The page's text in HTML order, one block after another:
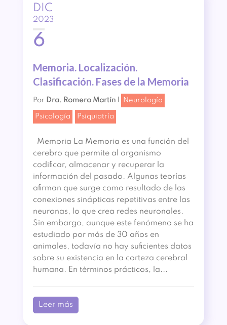
DIC
2023
6
Memoria. Localización.
Clasificación. Fases de la Memoria
Por Dra. Romero Martín| Neurología
Psicología Psiquiatría
Memoria La Memoria es una función del
cerebro que permite al organismo
codificar, almacenar y recuperar la
información del pasado. Algunas teorías​
afirman que surge como resultado de las
conexiones sinápticas repetitivas entre las
neuronas, lo que crea redes neuronales.
Sin embargo, aunque este fenómeno se ha
estudiado por más de 30 años en
animales, todavía no hay suficientes datos
sobre su existencia en la corteza cerebral
humana. En términos prácticos, la...
Leer más